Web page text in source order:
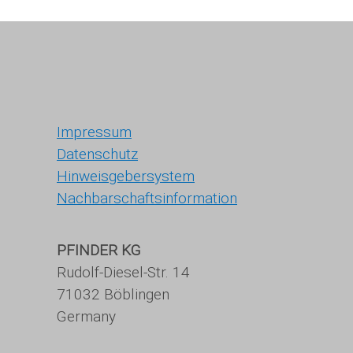
Impressum
Datenschutz
Hinweisgebersystem
Nachbarschaftsinformation
PFINDER KG
Rudolf-Diesel-Str. 14
71032 Böblingen
Germany